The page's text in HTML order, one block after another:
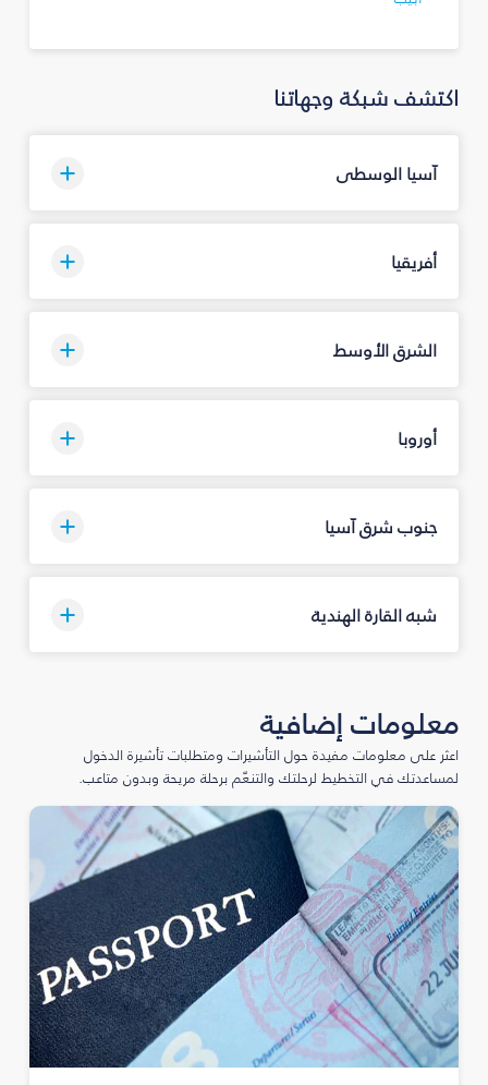
اكتشف شبكة وجهاتنا
آسيا الوسطى
أفريقيا
الشرق الأوسط
أوروبا
جنوب شرق آسيا
شبه القارة الهندية
معلومات إضافية
اعثر على معلومات مفيدة حول التأشيرات ومتطلبات تأشيرة الدخول
لمساعدتك في التخطيط لرحلتك والتنعّم برحلة مريحة وبدون متاعب.